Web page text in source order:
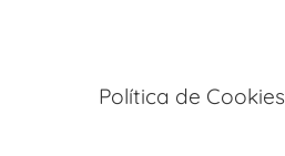
Política de Cookies